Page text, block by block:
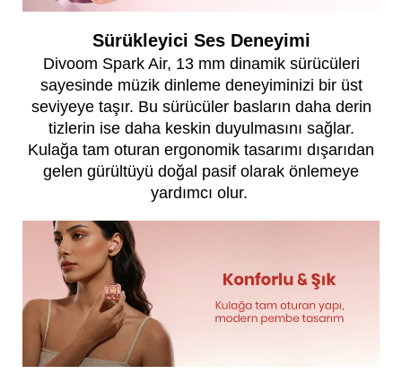
Sürükleyici Ses Deneyimi
Divoom Spark Air, 13 mm dinamik sürücüleri
sayesinde müzik dinleme deneyiminizi bir üst
seviyeye taşır. Bu sürücüler basların daha derin
tizlerin ise daha keskin duyulmasını sağlar.
Kulağa tam oturan ergonomik tasarımı dışarıdan
gelen gürültüyü doğal pasif olarak önlemeye
yardımcı olur.